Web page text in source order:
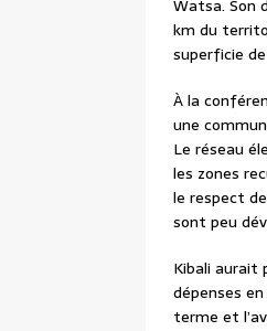
Watsa. Son
km du
superficie
À la
une
Le réseau
les zones
le respect
sont peu
Kibali aurait
dépenses
terme et